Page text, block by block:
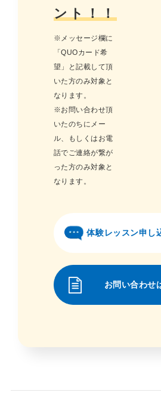
ント！！
※メッセージ欄に
「QUOカード希
望」と記載して頂
いた方のみ対象と
なります。
※お問い合わせ頂
いたのちにメー
ル、もしくはお電
話でご連絡が繋が
った方のみ対象と
なります。
体験レッスン申し
お問い合わせ